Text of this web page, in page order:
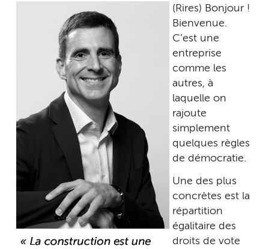
(Rires) Bonjour !
Bienvenue.
C’est une
entreprise
comme les
autres, à
laquelle on
rajoute
simplement
quelques règles
de démocratie.
Une des plus
concrètes est la
répartition
égalitaire des
droits de vote